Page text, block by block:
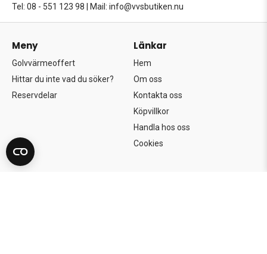
Tel: 08 - 551 123 98 Mail: info@vvsbutiken.nu
Meny
Golvvärmeoffert
Hittar du inte vad du söker?
Reservdelar
Länkar
Hem
Om oss
Kontakta oss
Köpvillkor
Handla hos oss
Cookies